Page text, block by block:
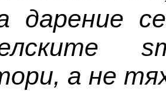
дарение
а не